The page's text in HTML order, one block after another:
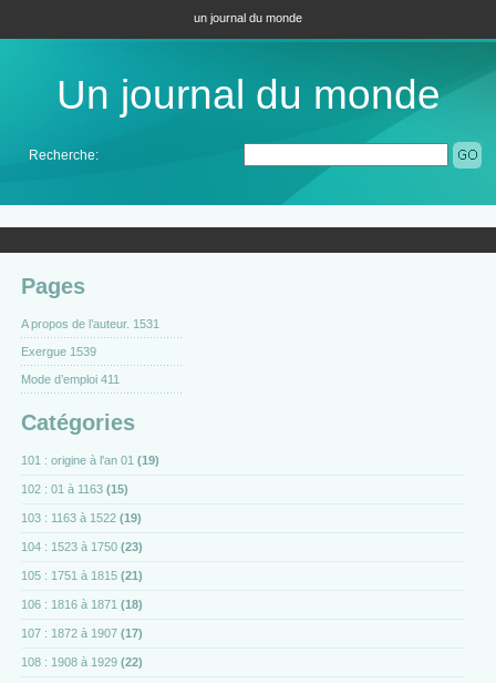
un journal du monde
Un journal du monde
Recherche:
Pages
A propos de l’auteur. 1531
Exergue 1539
Mode d’emploi 411
Catégories
101 : origine à l'an 01 (19)
102 : 01 à 1163 (15)
103 : 1163 à 1522 (19)
104 : 1523 à 1750 (23)
105 : 1751 à 1815 (21)
106 : 1816 à 1871 (18)
107 : 1872 à 1907 (17)
108 : 1908 à 1929 (22)